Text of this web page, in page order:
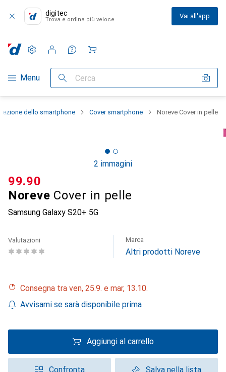
digitec
Trova e ordina più veloce Vai all'app
Categoria Navigazione
Menu Cerca
Impostazioni
Conto cliente
Liste di confronto
Liste dei desideri
Carrello
dello smartphone Cover smartphone Noreve Cover in pelle
2 immagini
Noreve Cover in pelle
Samsung Galaxy S20+ 5G
CHF
99.90
Valutazioni Marca
Altri prodotti Noreve
Consegna tra ven, 25.9. e mar, 13.10.
Avvisami se sarà disponibile prima
Aggiungi al carrello
Confronta Salva nella lista